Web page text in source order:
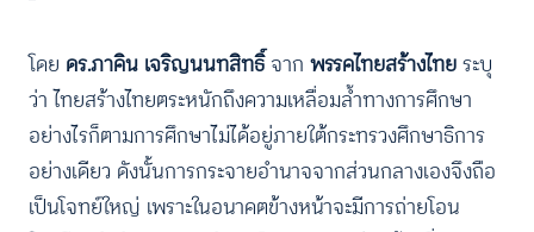
โดย ดร.ภาคิน เจริญนนทสิทธิ์จาก พรรคไทยสร้างไทยระบุ
ว่า ไทยสร้างไทยตระหนักถึงความเหลื่อมล้ำทางการศึกษา
อย่างไรก็ตามการศึกษาไม่ได้อยู่ภายใต้กระทรวงศึกษาธิการ
อย่างเดียว ดังนั้นการกระจายอำนาจจากส่วนกลางเองจึงถือ
เป็นโจทย์ใหญ่ เพราะในอนาคตข้างหน้าจะมีการถ่ายโอน